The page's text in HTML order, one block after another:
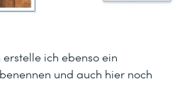
ich ebenso ein
und auch hier noch